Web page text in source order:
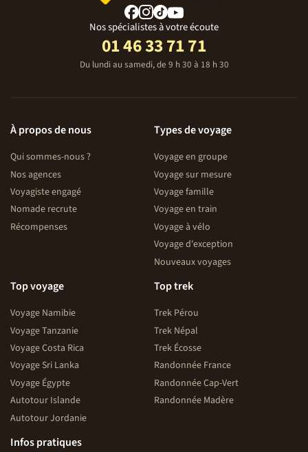
Nos spécialistes à votre écoute
01 46 33 71 71
Du lundi au samedi, de 9 h 30 à 18 h 30
À propos de nous
Qui sommes-nous ?
Nos agences
Voyagiste engagé
Nomade recrute
Récompenses
Types de voyage
Voyage en groupe
Voyage sur mesure
Voyage famille
Voyage en train
Voyage à vélo
Voyage d'exception
Nouveaux voyages
Top voyage
Voyage Namibie
Voyage Tanzanie
Voyage Costa Rica
Voyage Sri Lanka
Voyage Égypte
Autotour Islande
Autotour Jordanie
Top trek
Trek Pérou
Trek Népal
Trek Écosse
Randonnée France
Randonnée Cap-Vert
Randonnée Madère
Infos pratiques